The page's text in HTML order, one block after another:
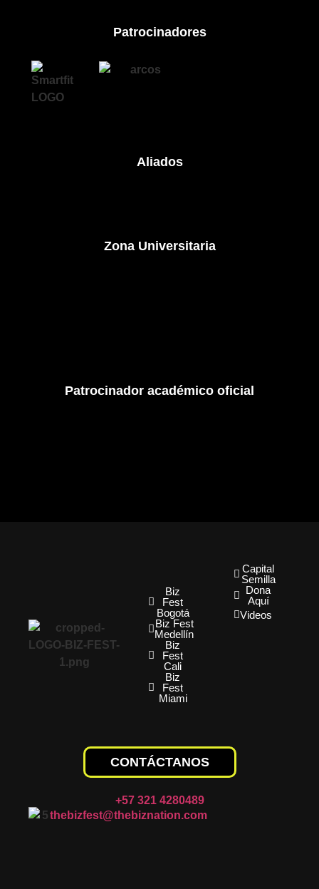
Patrocinadores​
Aliados
Zona Universitaria
Patrocinador académico oficial
Biz
Fest
Bogotá
Biz Fest
Medellín
Biz
Fest
Cali
Biz
Fest
Miami
Capital
Semilla
Dona
Aquí
Videos
CONTÁCTANOS
+57 321 4280489
thebizfest@thebiznation.com